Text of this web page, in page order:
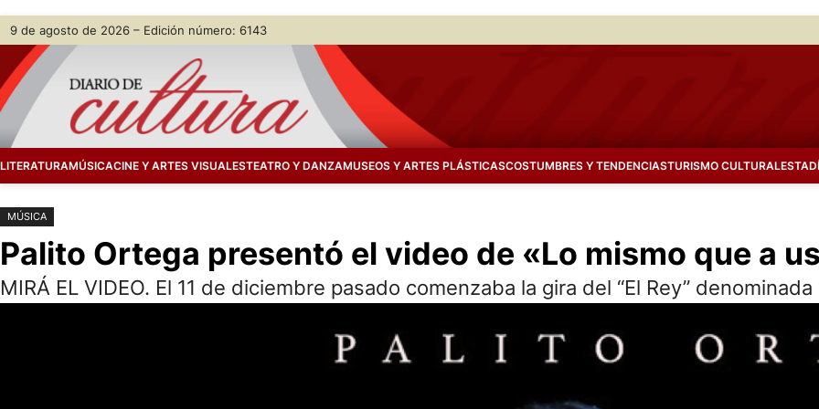
Saltar
contenido
Skip
content
9 de agosto de 2026 – Edición número: 6143
LITERATURAMÚSICACINE Y ARTES VISUALESTEATRO Y DANZAMUSEOS Y ARTES PLÁSTICASCOSTUMBRES Y TENDENCIASTURISMO CULTURAL
MÚSICA
Palito Ortega presentó el video de «Lo mismo que a
MIRÁ EL VIDEO. El 11 de diciembre pasado comenzaba la gira del “El Rey”